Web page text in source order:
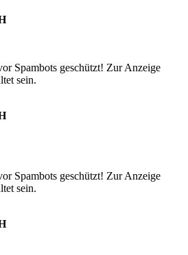
Spambots geschützt! Zur Anzeige
sein.
Spambots geschützt! Zur Anzeige
sein.